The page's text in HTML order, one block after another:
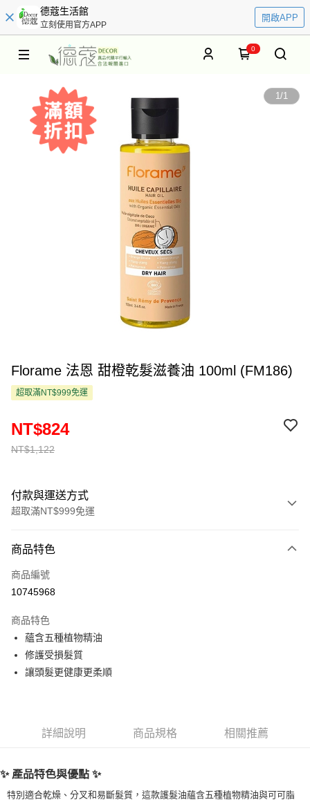
德蔻生活館
立刻使用官方APP
開啟APP
0
1/1
Florame 法恩 甜橙乾髮滋養油 100ml (FM186)
超取滿NT$999免運
NT$1,122
NT$824
付款與運送方式
超取滿NT$999免運
信用卡一次付款
超商取貨付款
Apple Pay
街口支付
ATM付款
運送方式
全家取貨付款
商品特色
商品編號
10745968
商品特色
蘊含五種植物精油
修護受損髮質
讓頭髮更健康更柔順
詳細說明 商品規格 相關推薦
✨ 產品特色與優點 ✨
特別適合乾燥、分叉和易斷髮質，這款護髮油蘊含五種植物精油與可可脂